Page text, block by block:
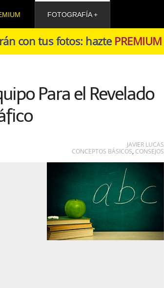
FOTOGRAFÍA
con tus fotos: hazte PREMIUM
Para el Revelado
JAVIER LUCAS
CONCEPTOS BÁSICOS, CONSEJOS